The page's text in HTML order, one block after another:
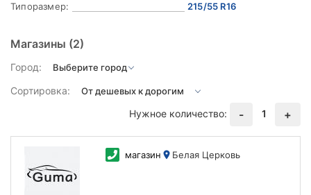
Типоразмер:
215/55 R16
Магазины (2)
Город:
Сортировка:
Нужное количество:
- 1 +
магазин Белая Церковь